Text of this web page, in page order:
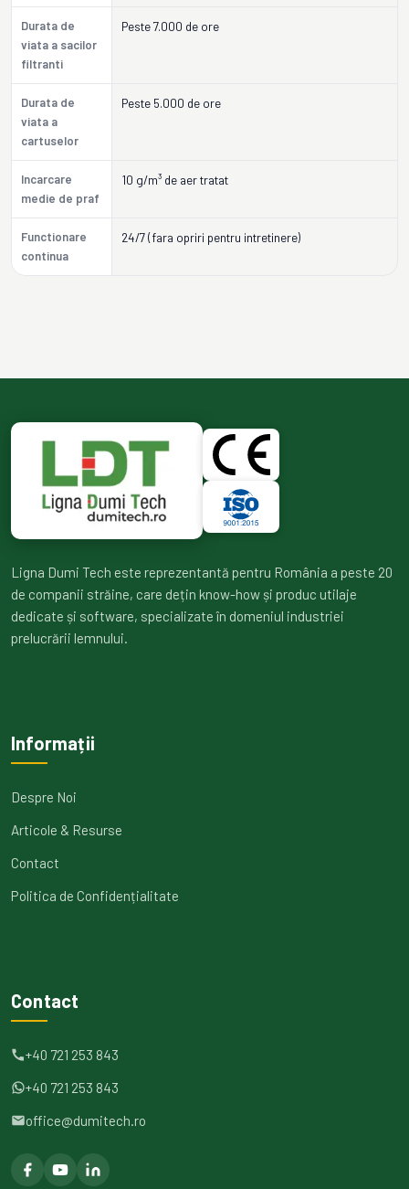
Durata de
viata a sacilor
filtranti
Peste 7.000 de ore
Durata de
viata a
cartuselor
Peste 5.000 de ore
Incarcare
medie de praf
10 g/m³ de aer tratat
Functionare
continua
24/7 (fara opriri pentru intretinere)
Ligna Dumi Tech este reprezentantă pentru România a peste 20
de companii străine, care dețin know-how și produc utilaje
dedicate și software, specializate în domeniul industriei
prelucrării lemnului.
Informații
Despre Noi
Articole & Resurse
Contact
Politica de Confidențialitate
Contact
+40 721 253 843
+40 721 253 843
office@dumitech.ro